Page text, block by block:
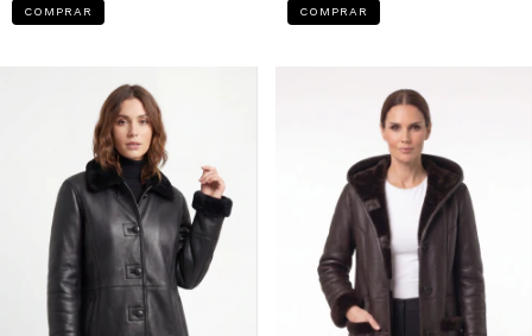
COMPRAR COMPRAR